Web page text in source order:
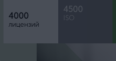
4000
лицензий
4500
ISO